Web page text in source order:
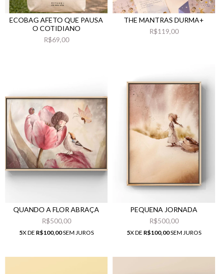
ECOBAG AFETO QUE PAUSA
O COTIDIANO
R$69,00
THE MANTRAS DURMA+
R$119,00
QUANDO A FLOR ABRAÇA
R$500,00
5X DE R$100,00SEM JUROS
PEQUENA JORNADA
R$500,00
5X DE R$100,00SEM JUROS